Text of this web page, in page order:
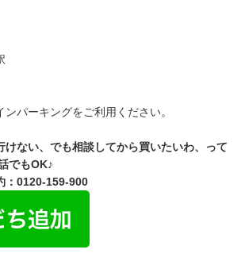
パーキングをご利用ください。
けない、でも相談してから買いたいわ、って
でもOK♪
：0120-159-900